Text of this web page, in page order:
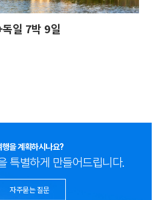
일 7박 9일
행을 계획하시나요?
특별하게 만들어드립니다.
자주묻는 질문